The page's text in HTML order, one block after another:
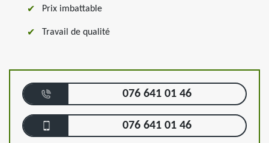
Prix imbattable
Travail de qualité
076 641 01 46
076 641 01 46